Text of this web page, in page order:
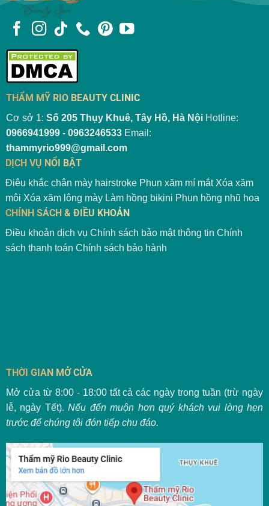
THẨM MỸ RIO BEAUTY CLINIC
Cơ sở 1: Số 205 Thụy Khuê, Tây Hồ, Hà NộiHotline:
0966941999 - 0963246533Email:
thammyrio999@gmail.com
DỊCH VỤ NỔI BẬT
Điêu khắc chân mày hairstroke Phun xăm mí mắt Xóa xăm
môi Xóa xăm lông mày Làm hồng bikini Phun hồng nhũ hoa
CHÍNH SÁCH & ĐIỀU KHOẢN
Điều khoản dịch vụ Chính sách bảo mật thông tin Chính
sách thanh toán Chính sách bảo hành
THỜI GIAN MỞ CỬA
Mở cửa từ 8:00 - 18:00 tất cả các ngày trong tuần (trừ ngày
lễ, ngày Tết).Nếu đến muộn hơn quý khách vui lòng hẹn
trước để chúng tôi đón tiếp chu đáo.